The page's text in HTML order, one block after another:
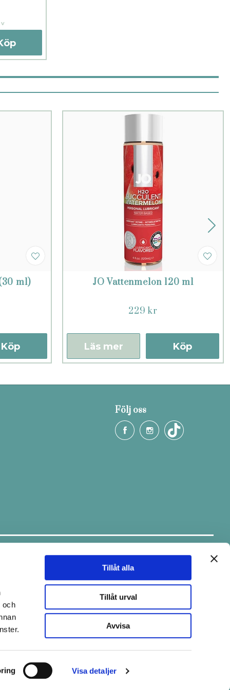
och
Visa detaljer
Tillåt alla
Tillåt urval
Avvisa
ml)
Köp
JO Vattenmelon 120 ml
229 kr
Köp
Läs mer
Följ oss
Håll dig uppdaterad.Ta del av tips & fina erbjudanden via
Copyright © 2026 Pistill